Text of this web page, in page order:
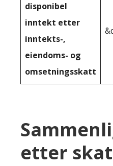
disponibel
inntekt etter
inntekts-,
eiendoms- og
omsetningsskatt
etter